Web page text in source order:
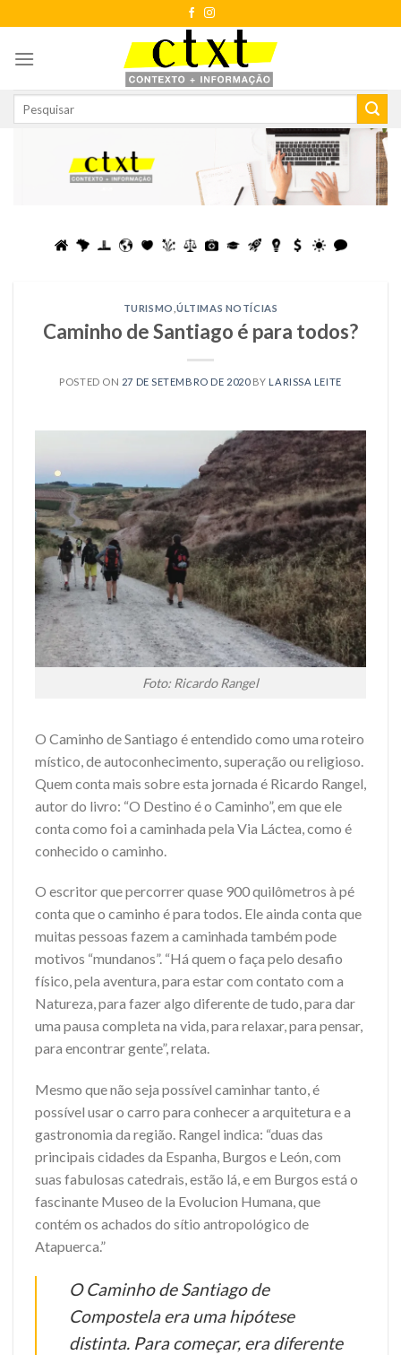
to
content
TURISMO ,ÚLTIMAS NOTÍCIAS
Caminho de Santiago é para todos?
POSTED ON 27 DE SETEMBRO DE 2020BY LARISSA LEITE
Foto: Ricardo Rangel
O Caminho de Santiago é entendido como uma roteiro
místico, de autoconhecimento, superação ou religioso.
Quem conta mais sobre esta jornada é Ricardo Rangel,
autor do livro: “O Destino é o Caminho”, em que ele
conta como foi a caminhada pela Via Láctea, como é
conhecido o caminho.
O escritor que percorrer quase 900 quilômetros à pé
conta que o caminho é para todos. Ele ainda conta que
muitas pessoas fazem a caminhada também pode
motivos “mundanos”. “Há quem o faça pelo desafio
físico, pela aventura, para estar com contato com a
Natureza, para fazer algo diferente de tudo, para dar
uma pausa completa na vida, para relaxar, para pensar,
para encontrar gente”, relata.
Mesmo que não seja possível caminhar tanto, é
possível usar o carro para conhecer a arquitetura e a
gastronomia da região. Rangel indica: “duas das
principais cidades da Espanha, Burgos e León, com
suas fabulosas catedrais, estão lá, e em Burgos está o
fascinante Museo de la Evolucion Humana, que
contém os achados do sítio antropológico de
Atapuerca.”
O Caminho de Santiago de
Compostela era uma hipótese
distinta. Para começar, era diferente